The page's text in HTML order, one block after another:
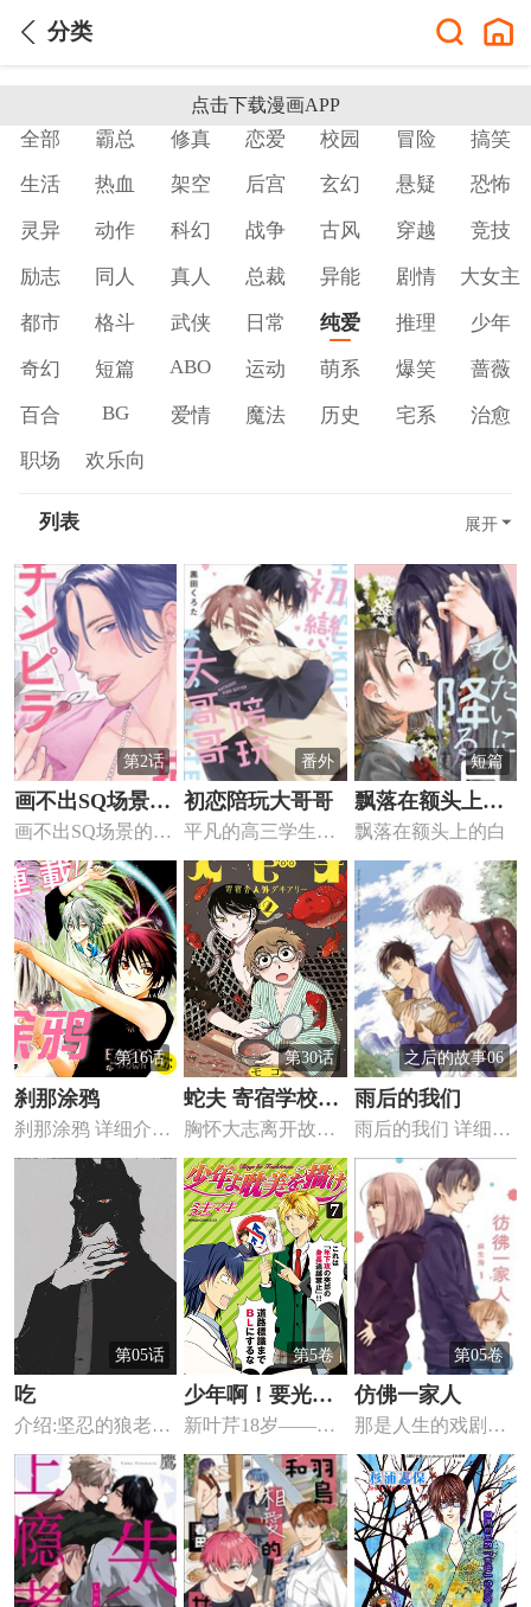
分类
点击下载漫画APP
全部 霸总 修真 恋爱 校园 冒险 搞笑
生活 热血 架空 后宫 玄幻 悬疑 恐怖
灵异 动作 科幻 战争 古风 穿越 竞技
励志 同人 真人 总裁 异能 剧情 大女主
都市 格斗 武侠 日常 纯爱 推理 少年
奇幻 短篇 ABO 运动 萌系 爆笑 蔷薇
百合 BG 爱情 魔法 历史 宅系 治愈
职场 欢乐向
列表 展开
第2话
画不出SQ场景的
漫画家靠小混混
助手想办法解决
画不出SQ场景的漫
画家靠小混混助手
想办法...
番外
初恋陪玩大哥哥
平凡的高三学生充
辉每天必做的事，
就是放学...
短篇
飘落在额头上的
白
飘落在额头上的白
第16话
刹那涂鸦
刹那涂鸦 详细介绍
刹那涂鸦漫画 ，目
第30话
蛇夫 寄宿学校人
外日记
胸怀大志离开故
乡、来到寄宿学校
展开新生活...
之后的故事06
雨后的我们
雨后的我们 详细介
绍 雨后的我们漫画
，...
第05话
吃
介绍:坚忍的狼老师
有个不可告人的癖
好……...
第5卷
少年啊！要光耀
耽美
新叶芹18岁——容
貌端正、眉清目
秀。曾让...
第05卷
仿佛一家人
那是人生的戏剧性
变化…恋人愁人将
两名少年...